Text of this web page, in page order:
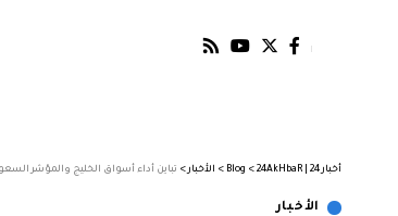
أخبار 24 | 24AkHbaR >
Blog
> الأخبار > تباين أداء أسواق الخليج والمؤشر
الأخبار